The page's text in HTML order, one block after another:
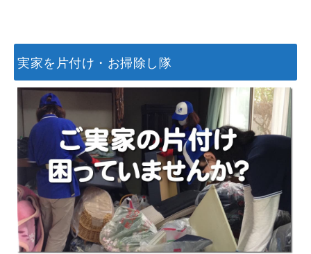
実家を片付け・お掃除し隊